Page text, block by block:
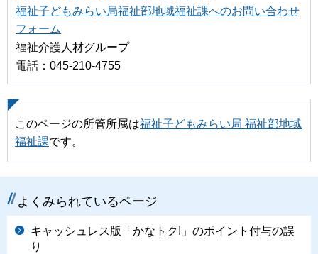
福祉子どもみらい局福祉部地域福祉課へのお問い合わせ
フォーム
福祉介護人材グループ
電話：045-210-4755
このページの所管所属は福祉子どもみらい局 福祉部地域
福祉課です。
よくみられているページ
キャッシュレス版「かなトク!」のポイント付与の誤
り